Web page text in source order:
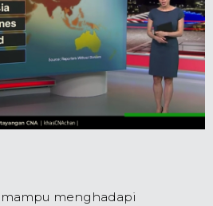
menghadapi